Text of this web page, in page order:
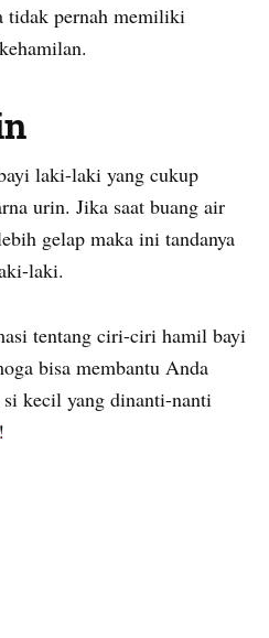
tidak pernah memiliki
laki-laki yang cukup
urin. Jika saat buang air
gelap maka ini tandanya
laki.
tentang ciri-ciri hamil bayi
bisa membantu Anda
kecil yang dinanti-nanti
!